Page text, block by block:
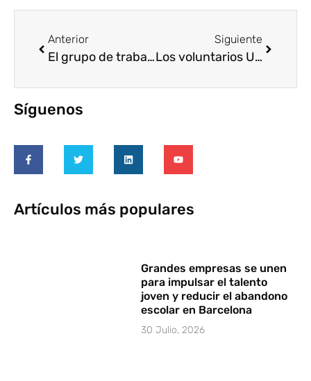
Anterior
El grupo de trabajo sobre medición genera masterclass abiertas a socios Voluntare
Siguiente
Los voluntarios Unilever se arremangan para revertir el desperdicio alimentario
Síguenos
Artículos más populares
Grandes empresas se unen
para impulsar el talento
joven y reducir el abandono
escolar en Barcelona
30 Julio, 2026